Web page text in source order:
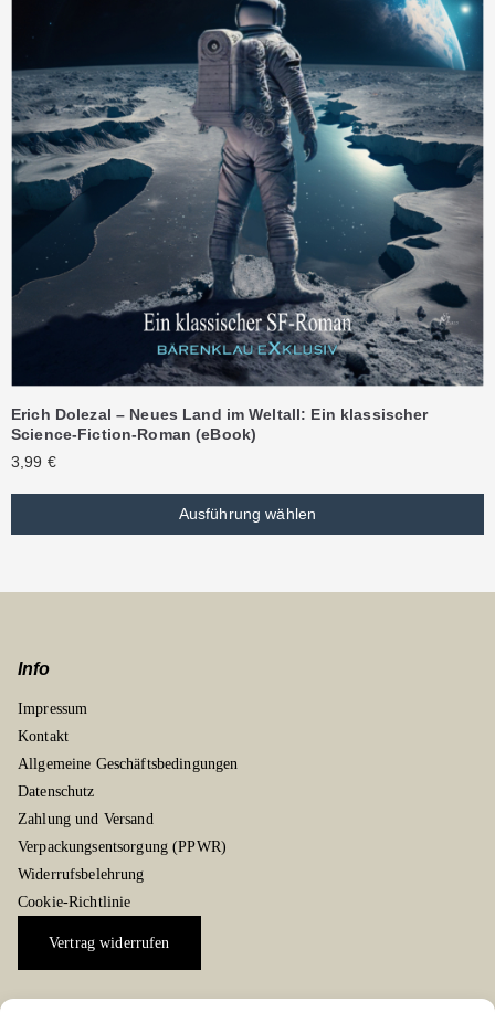
Erich Dolezal – Neues Land im Weltall: Ein klassischer
Science-Fiction-Roman (eBook)
3,99 €
Ausführung wählen
Info
Impressum
Kontakt
Allgemeine Geschäftsbedingungen
Datenschutz
Zahlung und Versand
Verpackungsentsorgung (PPWR)
Widerrufsbelehrung
Cookie-Richtlinie
Vertrag widerrufen